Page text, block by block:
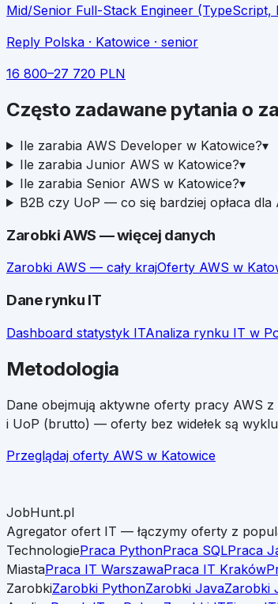
Mid/Senior Full-Stack Engineer (TypeScript,
Reply Polska · Katowice · senior
16 800–27 720 PLN
Często zadawane pytania o
Ile zarabia AWS Developer w Katowice?▾
Ile zarabia Junior AWS w Katowice?▾
Ile zarabia Senior AWS w Katowice?▾
B2B czy UoP — co się bardziej opłaca dla
ZarobkiAWS — więcej danych
Zarobki AWS — cały krajOferty AWS w
Dane rynku IT
Dashboard statystyk ITAnaliza rynku IT w
Metodologia
Dane obejmują aktywne oferty pracy AWS z
i UoP (brutto) — oferty bez widełek są
Przeglądaj oferty AWS w Katowice
JobHunt.pl
Agregator ofert IT — łączymy oferty z
TechnologiePraca PythonPraca SQLPraca
MiastaPraca IT WarszawaPraca IT Kraków
ZarobkiZarobki PythonZarobki JavaZarobki